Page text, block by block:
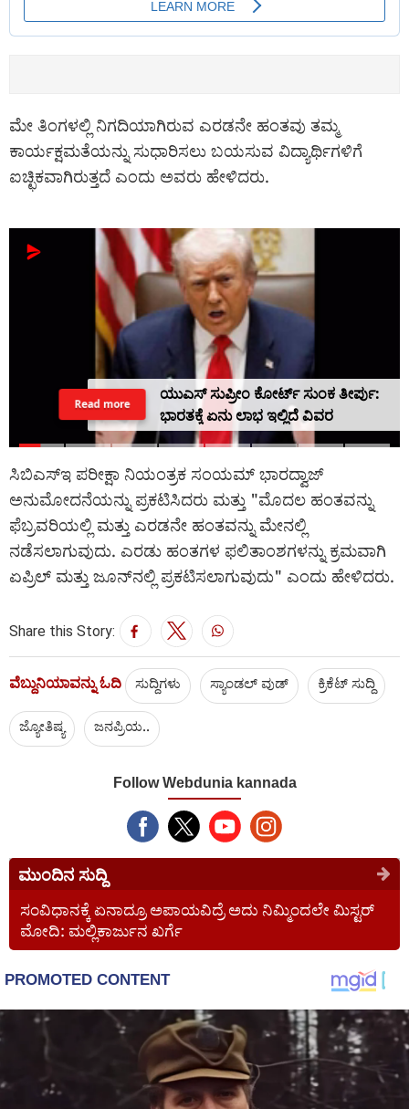
ಮೇ ತಿಂಗಳಲ್ಲಿ ನಿಗದಿಯಾಗಿರುವ ಎರಡನೇ ಹಂತವು ತಮ್ಮ
ಕಾರ್ಯಕ್ಷಮತೆಯನ್ನು ಸುಧಾರಿಸಲು ಬಯಸುವ ವಿದ್ಯಾರ್ಥಿಗಳಿಗೆ
ಐಚ್ಛಿಕವಾಗಿರುತ್ತದೆ ಎಂದು ಅವರು ಹೇಳಿದರು.
ಯುಎಸ್ ಸುಪ್ರೀಂ ಕೋರ್ಟ್ ಸುಂಕ ತೀರ್ಪು:
ಭಾರತಕ್ಕೆ ಏನು ಲಾಭ ಇಲ್ಲಿದೆ ವಿವರ
Read more
ಸಿಬಿಎಸ್‌ಇ ಪರೀಕ್ಷಾ ನಿಯಂತ್ರಕ ಸಂಯಮ್ ಭಾರದ್ವಾಜ್
ಅನುಮೋದನೆಯನ್ನು ಪ್ರಕಟಿಸಿದರು ಮತ್ತು "ಮೊದಲ ಹಂತವನ್ನು
ಫೆಬ್ರವರಿಯಲ್ಲಿ ಮತ್ತು ಎರಡನೇ ಹಂತವನ್ನು ಮೇನಲ್ಲಿ
ನಡೆಸಲಾಗುವುದು. ಎರಡು ಹಂತಗಳ ಫಲಿತಾಂಶಗಳನ್ನು ಕ್ರಮವಾಗಿ
ಏಪ್ರಿಲ್ ಮತ್ತು ಜೂನ್‌ನಲ್ಲಿ ಪ್ರಕಟಿಸಲಾಗುವುದು" ಎಂದು ಹೇಳಿದರು.
Share this Story:
ವೆಬ್ದುನಿಯಾವನ್ನು ಓದಿ ಸುದ್ದಿಗಳು ಸ್ಯಾಂಡಲ್ ವುಡ್ ಕ್ರಿಕೆಟ್‌ ಸುದ್ದಿ
ಜ್ಯೋತಿಷ್ಯ ಜನಪ್ರಿಯ..
Follow Webdunia kannada
ಮುಂದಿನ ಸುದ್ದಿ
ಸಂವಿಧಾನಕ್ಕೆ ಏನಾದ್ರೂ ಅಪಾಯವಿದ್ರೆ ಅದು ನಿಮ್ಮಿಂದಲೇ ಮಿಸ್ಟರ್
ಮೋದಿ: ಮಲ್ಲಿಕಾರ್ಜುನ ಖರ್ಗೆ